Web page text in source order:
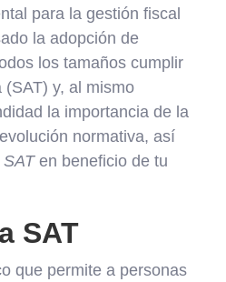
para la gestión fiscal
la adopción de
los tamaños cumplir
y, al mismo
la importancia de la
normativa, así
en beneficio de tu
SAT
que permite a personas